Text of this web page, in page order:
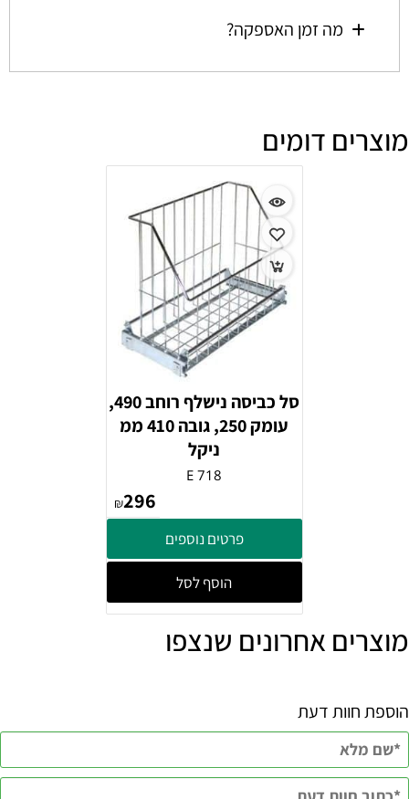
מה זמן האספקה?
מוצרים דומים
סל כביסה נישלף רוחב 490,
עומק 250, גובה 410 ממ
ניקל
E 718
₪296
פרטים נוספים
הוסף לסל
מוצרים אחרונים שנצפו
הוספת חוות דעת